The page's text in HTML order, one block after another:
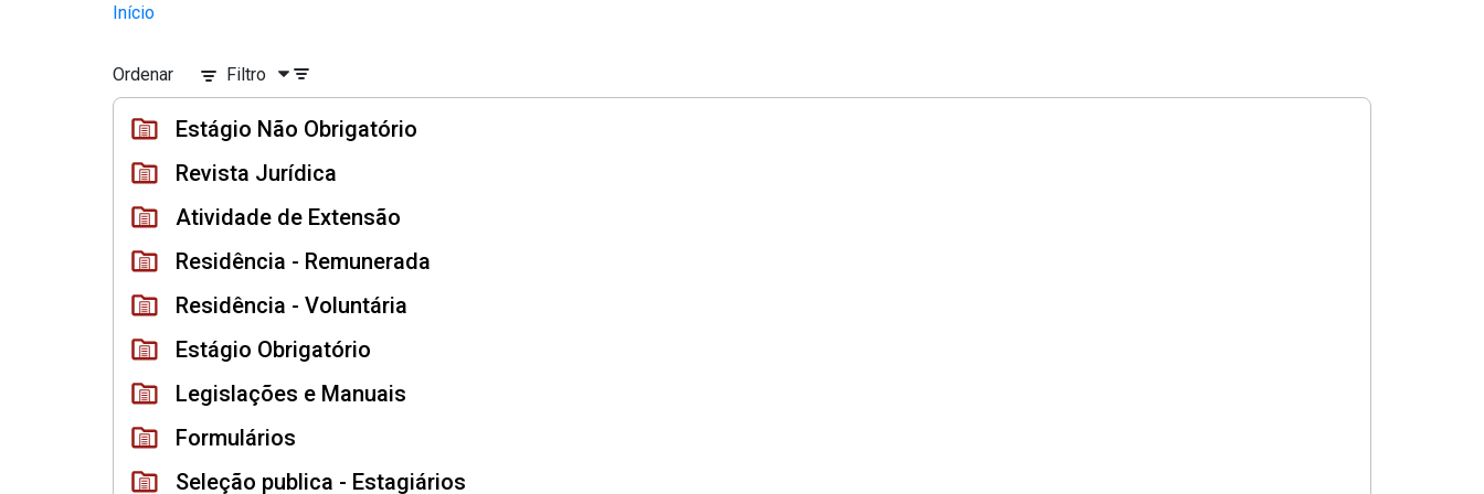
Pular para o Conteúdo principal
Divisão Minima - Escola Superior
Início
Ordenar Filtro
Estágio Não Obrigatório
Revista Jurídica
Atividade de Extensão
Residência - Remunerada
Residência - Voluntária
Estágio Obrigatório
Legislações e Manuais
Formulários
Seleção publica - Estagiários